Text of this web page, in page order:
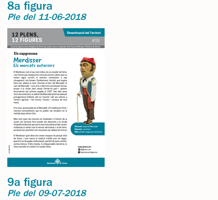
8a figura
Ple del 11-06-2018
9a figura
Ple del 09-07-2018